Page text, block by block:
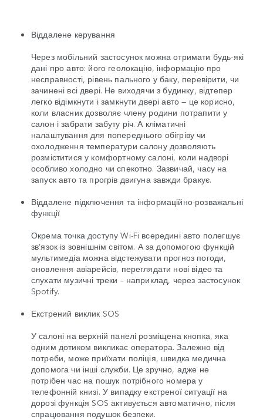
Віддалене керування
Через мобільний застосунок можна отримати будь-які
дані про авто: його геолокацію, інформацію про
несправності, рівень пального у баку, перевірити, чи
зачинені всі двері. Не виходячи з будинку, відтепер
легко відімкнути і замкнути двері авто — це корисно,
коли власник дозволяє члену родини потрапити у
салон і забрати забуту річ. А кліматичні
налаштування для попереднього обігріву чи
охолодження температури салону дозволяють
розміститися у комфортному салоні, коли надворі
особливо холодно чи спекотно. Зазвичай, часу на
запуск авто та прогрів двигуна завжди бракує.
Віддалене підключення та інформаційно-розважальні
функції
Окрема точка доступу Wi-Fi всередині авто полегшує
зв’язок із зовнішнім світом. А за допомогою функцій
мультимедіа можна відстежувати прогноз погоди,
оновлення авіарейсів, переглядати нові відео та
слухати музичні треки – наприклад, через застосунок
Spotify.
Екстрений виклик SOS
У салоні на верхній панелі розміщена кнопка, яка
одним дотиком викликає оператора. Залежно від
потреби, може приїхати поліція, швидка медична
допомога чи інші служби. Це зручно, адже не
потрібен час на пошук потрібного номера у
телефонній книзі. У випадку екстреної ситуації на
дорозі функція SOS активується автоматично, після
спрацювання подушок безпеки.